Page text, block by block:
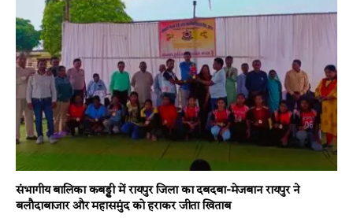
संभागीय बालिका कबड्डी में रायपुर जिला का दबदबा-​मेजबान रायपुर ने
बलौदाबाजार और महासमुंद को हराकर जीता खिताब